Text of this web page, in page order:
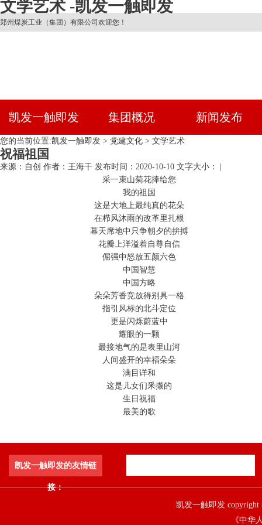
文学艺术 -凯发一触即发
郑州煤炭工业（集团）有限公司欢迎您！
凯发一触即发 集团概况 新闻发布
您的当前位置:凯发一触即发 > 党建文化 > 文学艺术
祝福祖国
来源：自创 作者：王海干 发布时间：2020-10-10 文字大小： |
采一束山菊花捧给您
我的祖国
这是大地上最纯真的花朵
在栉风沐雨的改革里扎根
幕天席地中只争朝夕的拚搏
花瓣上洋溢着自尊自信
倔强中怒放五颜六色
中国智慧
中国方略
朵朵芳香竞放得别具一格
指引风标的北斗定位
更是闪烁蔚蓝中
耀眼的一颗
最接地气的是表里山河
人间盛开的幸福朵朵
满目详和
这是儿女们釆撷的
生日祝福
最美的歌
凯发一触即发的友情链
接：
凯发一触即发
《中华